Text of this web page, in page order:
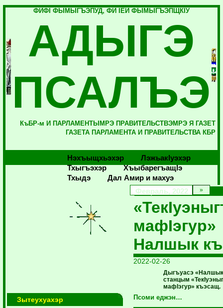
ФИФI ФЫМЫГЪЭПУД, ФИ IЕЙ ФЫМЫГЪЭПЩКIУ
АДЫГЭ
ПСАЛЪЭ
КъБР-м И ПАРЛАМЕНТЫМРЭ ПРАВИТЕЛЬСТВЭМРЭ Я ГАЗЕТ
ГАЗЕТА ПАРЛАМЕНТА И ПРАВИТЕЛЬСТВА КБР
Нэхъыщхьэхэр
Лэжьакlуэхэр
Тхыгъэхэр
Хъыбарегъащlэ
Тхыдэ
Дал Амир и махуэ
Зытеухуахэр
Февраль, 2022
мафIэгур»
Налшык
2022-02-26
Дыгъуасэ
станцым
мафIэгур» къэсащ.
Псоми еджэн…